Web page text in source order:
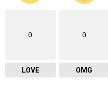
0
LOVE
0
OMG